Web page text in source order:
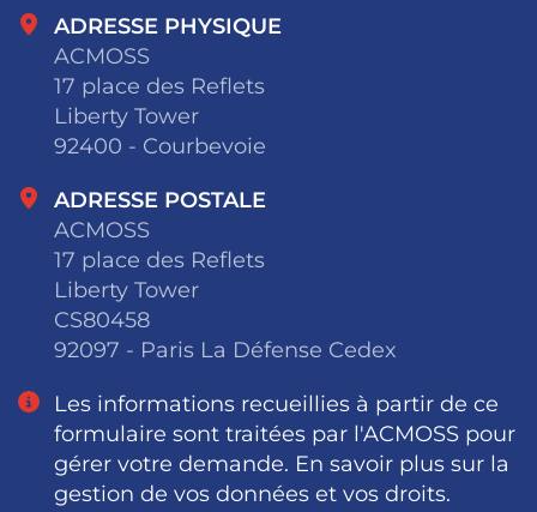
ADRESSE PHYSIQUE
ACMOSS
17 place des Reflets
Liberty Tower
92400 - Courbevoie
ADRESSE POSTALE
ACMOSS
17 place des Reflets
Liberty Tower
CS80458
92097 - Paris La Défense Cedex
Les informations recueillies à partir de ce
formulaire sont traitées par l'ACMOSS pour
gérer votre demande. En savoir plus sur la
gestion de vos données et vos droits.